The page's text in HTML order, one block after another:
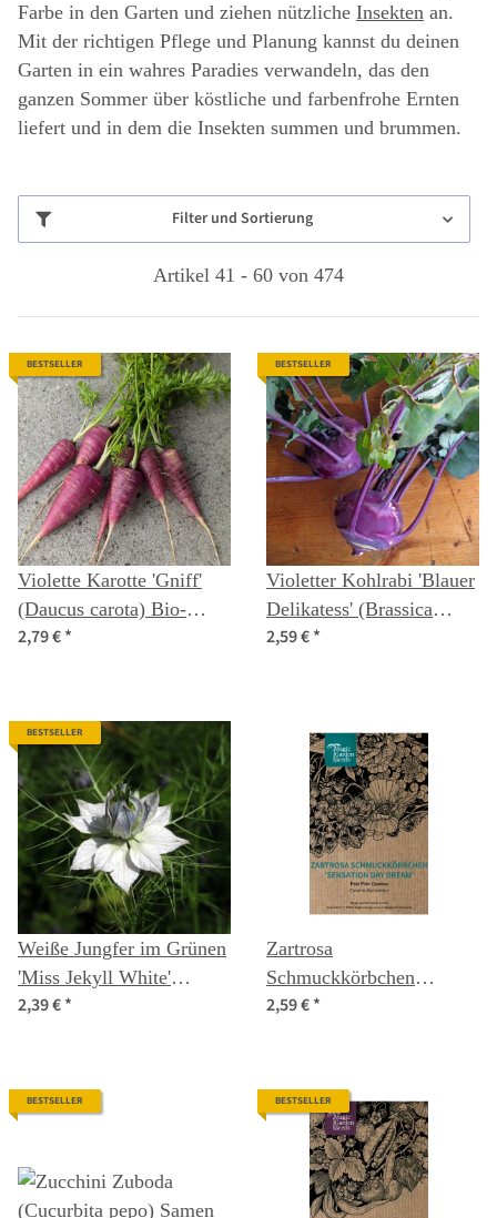
Farbe in den Garten und ziehen nützliche Insekten an.
Mit der richtigen Pflege und Planung kannst du deinen
Garten in ein wahres Paradies verwandeln, das den
ganzen Sommer über köstliche und farbenfrohe Ernten
liefert und in dem die Insekten summen und brummen.
Filter und Sortierung
Artikel 41 - 60 von 474
BESTSELLER
Violette Karotte 'Gniff'
(Daucus carota) Bio-
Saatgut
2,79 €*
BESTSELLER
Violetter Kohlrabi 'Blauer
Delikatess' (Brassica
oleracea var. gongylodes)
2,59 €*
BESTSELLER
Weiße Jungfer im Grünen
'Miss Jekyll White'
(Nigella damascena)
2,39 €*
Zartrosa
Schmuckkörbchen
'Sensation Day Dream'
2,59 €*
BESTSELLER BESTSELLER